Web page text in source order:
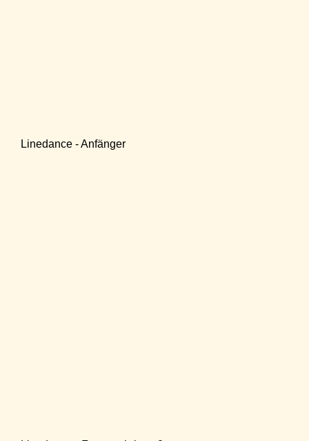
Linedance - Anfänger